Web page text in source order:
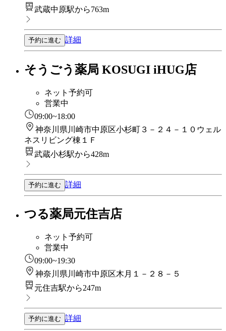
武蔵中原駅から763m
予約に進む 詳細
そうごう薬局 KOSUGI iHUG店
ネット予約可
営業中
09:00~18:00
神奈川県川崎市中原区小杉町３－２４－１０ウェル
ネスリビング棟１Ｆ
武蔵小杉駅から428m
予約に進む 詳細
つる薬局元住吉店
ネット予約可
営業中
09:00~19:30
神奈川県川崎市中原区木月１－２８－５
元住吉駅から247m
予約に進む 詳細